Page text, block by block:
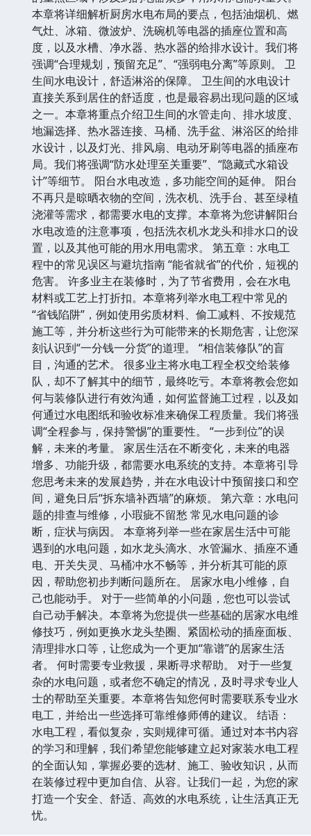
本章将详细解析厨房水电布局的要点，包括油烟机、燃
气灶、冰箱、微波炉、洗碗机等电器的插座位置和高
度，以及水槽、净水器、热水器的给排水设计。我们将
强调“合理规划，预留充足”、“强弱电分离”等原则。 卫
生间水电设计，舒适淋浴的保障。 卫生间的水电设计
直接关系到居住的舒适度，也是最容易出现问题的区域
之一。本章将重点介绍卫生间的水管走向、排水坡度、
地漏选择、热水器连接、马桶、洗手盆、淋浴区的给排
水设计，以及灯光、排风扇、电动牙刷等电器的插座布
局。我们将强调“防水处理至关重要”、“隐藏式水箱设
计”等细节。 阳台水电改造，多功能空间的延伸。 阳台
不再只是晾晒衣物的空间，洗衣机、洗手台、甚至绿植
浇灌等需求，都需要水电的支撑。本章将为您讲解阳台
水电改造的注意事项，包括洗衣机水龙头和排水口的设
置，以及其他可能的用水用电需求。 第五章：水电工
程中的常见误区与避坑指南 “能省就省”的代价，短视的
危害。 许多业主在装修时，为了节省费用，会在水电
材料或工艺上打折扣。本章将列举水电工程中常见的
“省钱陷阱”，例如使用劣质材料、偷工减料、不按规范
施工等，并分析这些行为可能带来的长期危害，让您深
刻认识到“一分钱一分货”的道理。 “相信装修队”的盲
目，沟通的艺术。 很多业主将水电工程全权交给装修
队，却不了解其中的细节，最终吃亏。本章将教会您如
何与装修队进行有效沟通，如何监督施工过程，以及如
何通过水电图纸和验收标准来确保工程质量。我们将强
调“全程参与，保持警惕”的重要性。 “一步到位”的误
解，未来的考量。 家居生活在不断变化，未来的电器
增多、功能升级，都需要水电系统的支持。本章将引导
您思考未来的发展趋势，并在水电设计中预留接口和空
间，避免日后“拆东墙补西墙”的麻烦。 第六章：水电问
题的排查与维修，小瑕疵不留愁 常见水电问题的诊
断，症状与病因。 本章将列举一些在家居生活中可能
遇到的水电问题，如水龙头滴水、水管漏水、插座不通
电、开关失灵、马桶冲水不畅等，并分析其可能的原
因，帮助您初步判断问题所在。 居家水电小维修，自
己也能动手。 对于一些简单的小问题，您也可以尝试
自己动手解决。本章将为您提供一些基础的居家水电维
修技巧，例如更换水龙头垫圈、紧固松动的插座面板、
清理排水口等，让您成为一个更加“靠谱”的居家生活
者。 何时需要专业救援，果断寻求帮助。 对于一些复
杂的水电问题，或者您不确定的情况，及时寻求专业人
士的帮助至关重要。本章将告知您何时需要联系专业水
电工，并给出一些选择可靠维修师傅的建议。 结语：
水电工程，看似复杂，实则规律可循。通过对本书内容
的学习和理解，我们希望您能够建立起对家装水电工程
的全面认知，掌握必要的选材、施工、验收知识，从而
在装修过程中更加自信、从容。让我们一起，为您的家
打造一个安全、舒适、高效的水电系统，让生活真正无
忧。